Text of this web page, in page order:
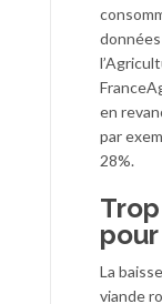
en
par
28%.
La
viande